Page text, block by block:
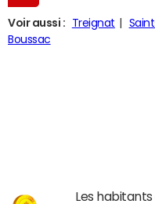
Voir aussi : Treignat
Boussac
Les